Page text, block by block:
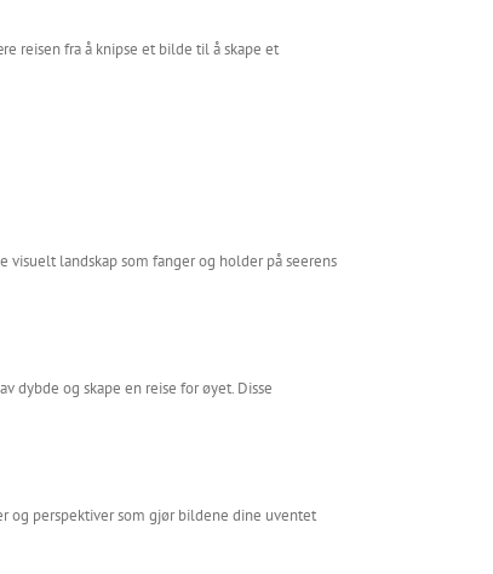
reisen fra å knipse et bilde til å skape et
visuelt landskap som fanger og holder på seerens
dybde og skape en reise for øyet. Disse
og perspektiver som gjør bildene dine uventet